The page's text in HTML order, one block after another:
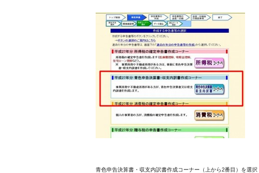
青色申告決算書・収支内訳書作成コーナー（上から2番目）を選択